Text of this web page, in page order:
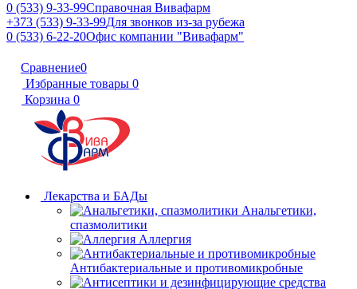
0 (533) 9-33-99Справочная Вивафарм
+373 (533) 9-33-99Для звонков из-за рубежа
0 (533) 6-22-20Офис компании "Вивафарм"
Сравнение0
Избранные товары 0
Корзина 0
Лекарства и БАДы
Анальгетики,
спазмолитики
Аллергия
Антибактериальные и противомикробные